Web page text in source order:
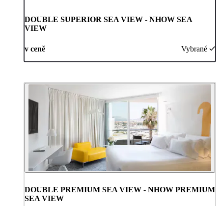
DOUBLE SUPERIOR SEA VIEW - NHOW SEA
VIEW
v ceně Vybrané
DOUBLE PREMIUM SEA VIEW - NHOW PREMIUM
SEA VIEW